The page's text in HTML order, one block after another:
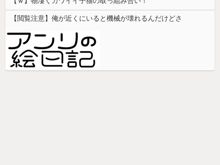
【閲覧注意】俺が近くにいると機械が壊れるんだけどさ